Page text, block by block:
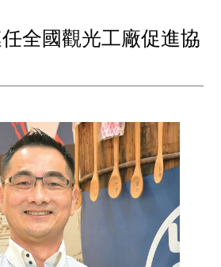
全國觀光工廠促進協